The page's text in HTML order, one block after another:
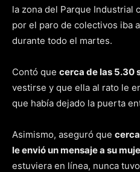
la zona del Parque Industrial
por el paro de colectivos iba
durante todo el martes.
Contó que cerca de las 5.30
vestirse y que ella al rato le
que había dejado la puerta
Asimismo, aseguró que
le envió un mensaje a su
estuviera en línea, nunca